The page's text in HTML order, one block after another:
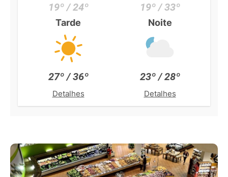
19º / 24º 19º / 33º
Tarde
27º / 36º
Detalhes
Noite
23º / 28º
Detalhes